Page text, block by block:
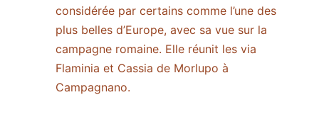
considérée par certains comme l’une des
plus belles d’Europe, avec sa vue sur la
campagne romaine. Elle réunit les via
Flaminia et Cassia de Morlupo à
Campagnano.